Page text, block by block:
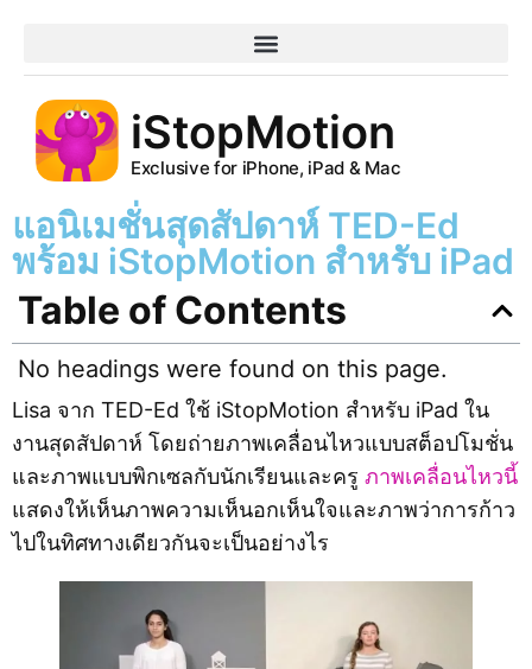
iStopMotion
Exclusive for iPhone, iPad & Mac
แอนิเมชั่นสุดสัปดาห์ TED-Ed
พร้อม iStopMotion สำหรับ iPad
Table of Contents
No headings were found on this page.
Lisa จาก TED-Ed ใช้ iStopMotion สำหรับ iPad ใน
งานสุดสัปดาห์ โดยถ่ายภาพเคลื่อนไหวแบบสต็อปโมชั่น
และภาพแบบพิกเซลกับนักเรียนและครู ภาพเคลื่อนไหวนี้
แสดงให้เห็นภาพความเห็นอกเห็นใจและภาพว่าการก้าว
ไปในทิศทางเดียวกันจะเป็นอย่างไร